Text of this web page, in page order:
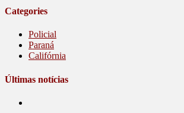
Categories
Policial
Paraná
Califórnia
Últimas notícias